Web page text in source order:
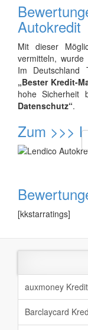
Autokredit
Mit dieser
vermitteln, wurde
Im Deutschland
„Bester Kredit-
hohe Sicherheit
Datenschutz“.
Zum >>>
[kkstarratings]
auxmoney Kredit
Barclaycard